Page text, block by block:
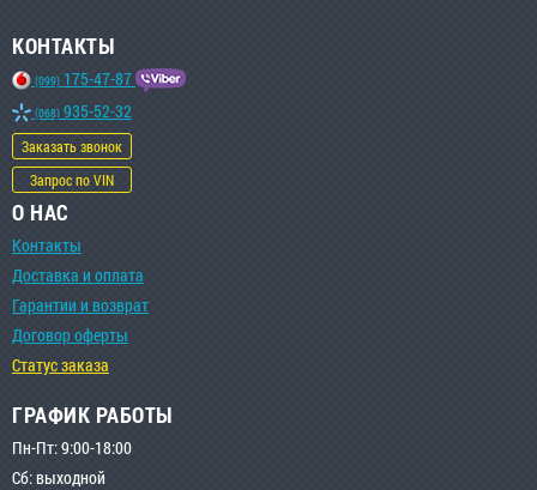
КОНТАКТЫ
(099) 175-47-87
(068) 935-52-32
Заказать звонок
Запрос по VIN
О НАС
Контакты
Доставка и оплата
Гарантии и возврат
Договор оферты
Статус заказа
ГРАФИК РАБОТЫ
Пн-Пт: 9:00-18:00
Сб: выходной